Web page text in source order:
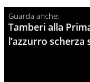
Tamberi alla
l’azzurro